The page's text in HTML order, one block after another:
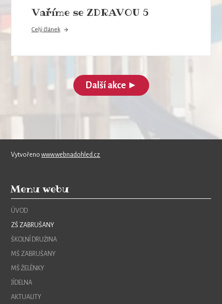
Vaříme se ZDRAVOU 5
Celý článek
Další akce ►
Vytvořenowww.webnadohled.cz
Menu webu
ÚVOD
ZŠ ZABRUŠANY
ŠKOLNÍ DRUŽINA
MŠ ZABRUŠANY
MŠ ŽELÉNKY
JÍDELNA
AKTUALITY